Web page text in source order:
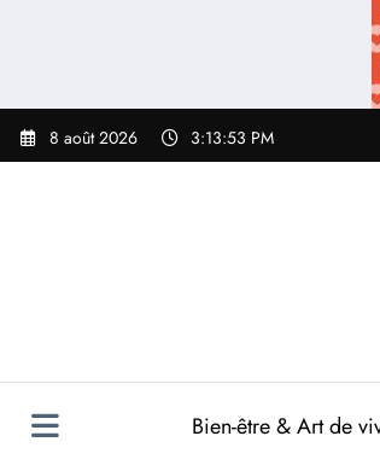
8 août 2026 3:13:54 PM
Bien-être & Art de